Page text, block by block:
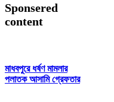
Sponsered
content
মাধবপুরে ধর্ষণ মামলার
পলাতক আসামি গ্রেফতার